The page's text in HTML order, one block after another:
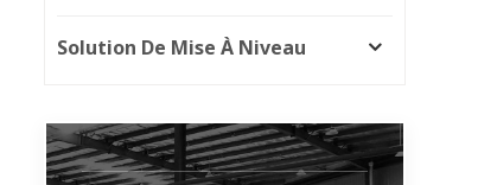
Solution De Mise À Niveau